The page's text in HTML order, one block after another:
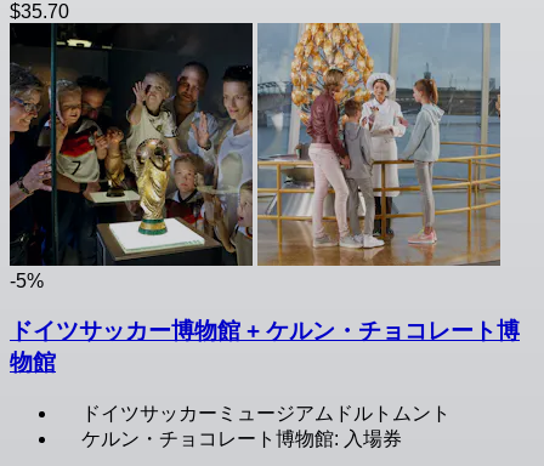
$35.70
-5%
ドイツサッカー博物館 + ケルン・チョコレート博
物館
ドイツサッカーミュージアムドルトムント
ケルン・チョコレート博物館: 入場券